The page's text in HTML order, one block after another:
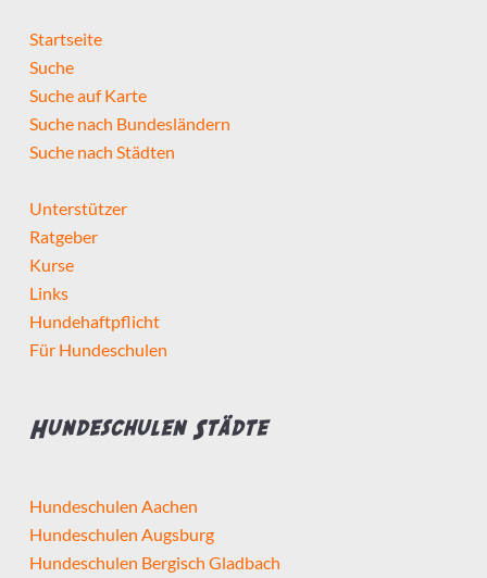
Startseite
Suche
Suche auf Karte
Suche nach Bundesländern
Suche nach Städten
Unterstützer
Ratgeber
Kurse
Links
Hundehaftpflicht
Für Hundeschulen
Hundeschulen Städte
Hundeschulen Aachen
Hundeschulen Augsburg
Hundeschulen Bergisch Gladbach